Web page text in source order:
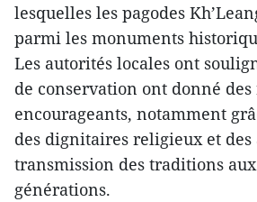
lesquelles les pagodes
parmi les monuments
Les autorités locales ont
de conservation ont donné des
encourageants, notamment
des dignitaires religieux et des
transmission des traditions
générations.